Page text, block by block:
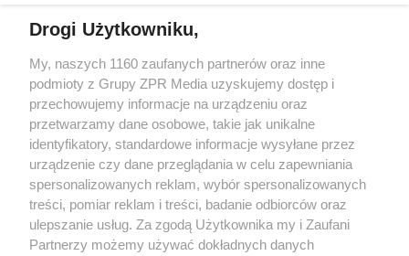
Czytaj też:
Zaburzenia snu - rodzaje, przyczyny, leczenie
Bezsenność: laboratorium snu, czyli jak
diagnozuje się bezsenność?
Bezsenność - jak sobie z nią poradzić? Sposoby
na bezsenność
Leki a jakość snu
Drogi Użytkowniku,
My, naszych 1160 zaufanych partnerów oraz inne
podmioty z Grupy ZPR Media uzyskujemy dostęp i
przechowujemy informacje na urządzeniu oraz
przetwarzamy dane osobowe, takie jak unikalne
identyfikatory, standardowe informacje wysyłane przez
urządzenie czy dane przeglądania w celu zapewniania
spersonalizowanych reklam, wybór spersonalizowanych
treści, pomiar reklam i treści, badanie odbiorców oraz
ulepszanie usług. Za zgodą Użytkownika my i Zaufani
Partnerzy możemy używać dokładnych danych